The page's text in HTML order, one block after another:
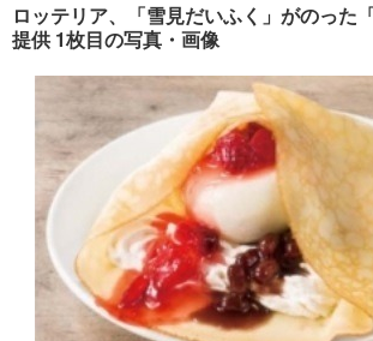
音楽
ショッピング
ペット
その他
プッシュ通知の停止方法
ロッテリア、「雪見だいふく」がのった
提供 1枚目の写真・画像